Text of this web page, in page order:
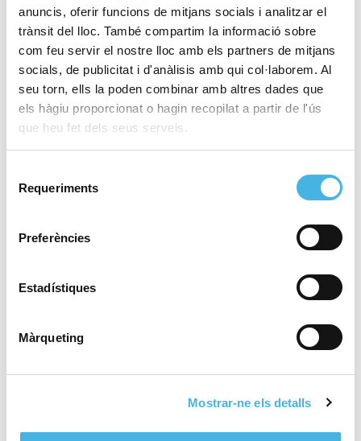
anuncis, oferir funcions de mitjans socials i analitzar el
trànsit del lloc. També compartim la informació sobre
com feu servir el nostre lloc amb els partners de mitjans
socials, de publicitat i d'anàlisis amb qui col·laborem. Al
seu torn, ells la poden combinar amb altres dades que
els hàgiu proporcionat o hagin recopilat a partir de l'ús
que heu fet dels seus serveis.
Requeriments
Preferències
Estadístiques
Màrqueting
Mostrar-ne els detalls
Una Marató València cada
any més històrica: més de
30.000 finishers i una
marca mundial de l’any
8 de desembre de 2025
la marató ja estan obertes
taekwondo i rugbi inclusiu
l’Esport
26 de novembre de 2025